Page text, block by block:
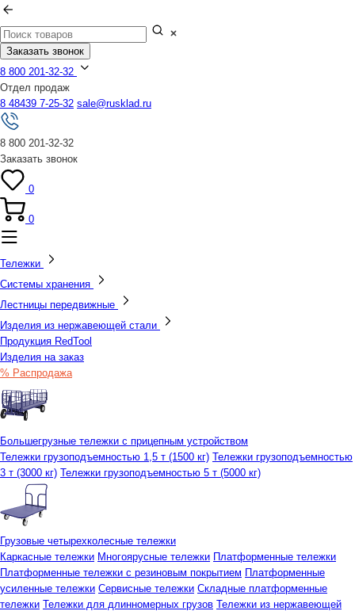
Заказать звонок
8 800 201-32-32
Отдел продаж
8 48439 7-25-32 sale@rusklad.ru
8 800 201-32-32
Заказать звонок
0
0
Тележки
Системы хранения
Лестницы передвижные
Изделия из нержавеющей стали
Продукция RedTool
Изделия на заказ
% Распродажа
Большегрузные тележки с прицепным устройством
Тележки грузоподъемностью 1,5 т (1500 кг) Тележки грузоподъемностью
3 т (3000 кг) Тележки грузоподъемностью 5 т (5000 кг)
Грузовые четырехколесные тележки
Каркасные тележки Многоярусные тележки Платформенные тележки
Платформенные тележки с резиновым покрытием Платформенные
усиленные тележки Сервисные тележки Складные платформенные
тележки Тележки для длинномерных грузов Тележки из нержавеющей